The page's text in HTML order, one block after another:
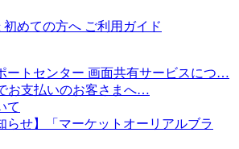
初めての方へ ご利用ガイド
ートセンター 画面共有サービスにつ…
お支払いのお客さまへ…
て
らせ】「マーケットオーリアルブラ